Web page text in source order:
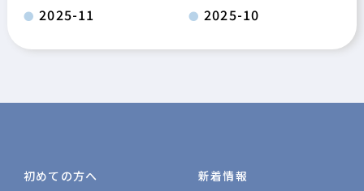
2025-11
2025-10
初めての方へ
新着情報